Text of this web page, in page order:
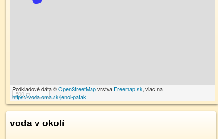
500 m
Podkladové dáta ©OpenStreetMapvrstva Freemap.sk, viac na
https://voda.oma.sk/jenoi-patak
voda v okolí